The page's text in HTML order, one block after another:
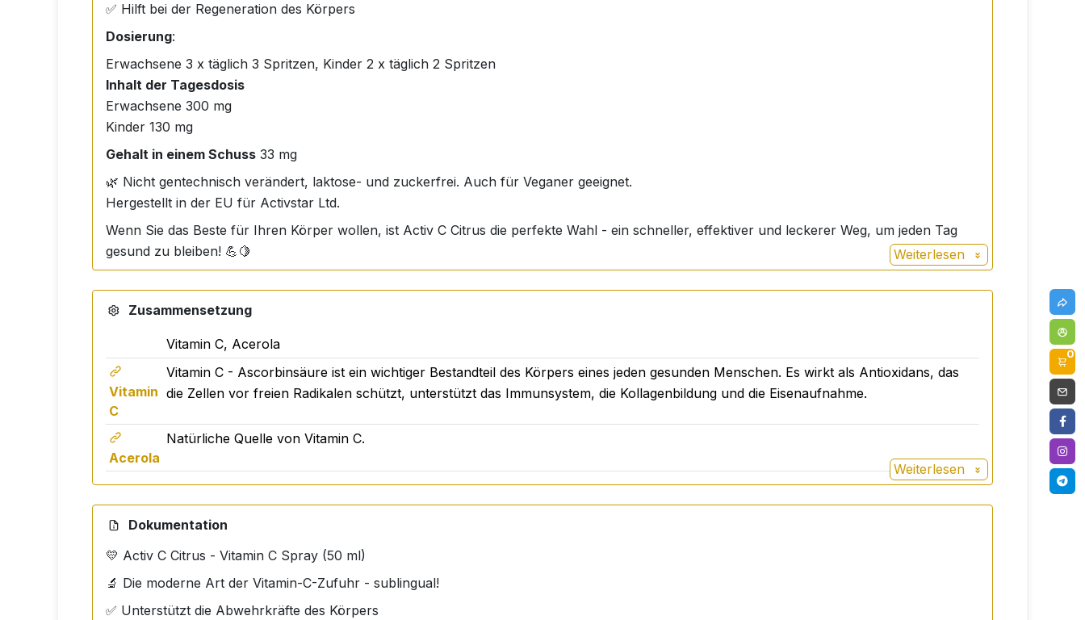
✅ Hilft bei der Regeneration des Körpers
Dosierung:
Erwachsene 3 x täglich 3 Spritzen, Kinder 2 x täglich 2 Spritzen
Inhalt der Tagesdosis
Erwachsene 300 mg
Kinder 130 mg
Gehalt in einem Schuss 33 mg
🌿 Nicht gentechnisch verändert, laktose- und zuckerfrei. Auch für Veganer geeignet.
Hergestellt in der EU für Activstar Ltd.
Wenn Sie das Beste für Ihren Körper wollen, ist Activ C Citrus die perfekte Wahl - ein schneller, effektiver und leckerer Weg, um jeden Tag
gesund zu bleiben! 💪🍋
Weiterlesen
Zusammensetzung
Vitamin C, Acerola
Vitamin
C
Vitamin C - Ascorbinsäure ist ein wichtiger Bestandteil des Körpers eines jeden gesunden Menschen. Es wirkt als Antioxidans, das
die Zellen vor freien Radikalen schützt, unterstützt das Immunsystem, die Kollagenbildung und die Eisenaufnahme.
Acerola
Natürliche Quelle von Vitamin C.
Weiterlesen
Dokumentation
💛 Activ C Citrus - Vitamin C Spray (50 ml)
🔬 Die moderne Art der Vitamin-C-Zufuhr - sublingual!
✅ Unterstützt die Abwehrkräfte des Körpers
0